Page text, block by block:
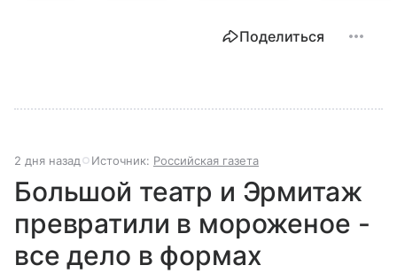
Поделиться
2 дня назад Источник: Российская газета
Большой театр и Эрмитаж
превратили в мороженое -
все дело в формах